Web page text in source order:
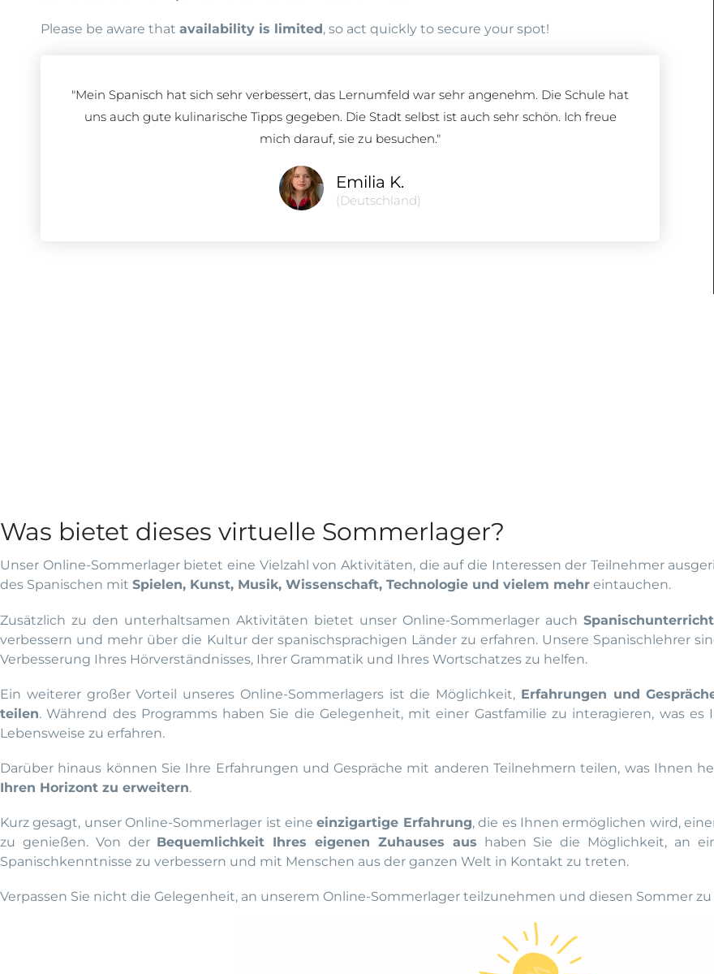
Please be aware that availability is limited , so act quickly to secure your spot!
"Mein Spanisch hat sich sehr verbessert, das Lernumfeld war sehr angenehm. Die Schule hat
uns auch gute kulinarische Tipps gegeben. Die Stadt selbst ist auch sehr schön. Ich freue
mich darauf, sie zu besuchen."
Emilia K.
(Deutschland)
Was bietet dieses virtuelle Sommerlager?
Unser Online-Sommerlager bietet eine Vielzahl von Aktivitäten, die auf die Interessen der Teilnehmer
des Spanischen mit Spielen, Kunst, Musik, Wissenschaft, Technologie und vielem mehr eintauchen.
Zusätzlich zu den unterhaltsamen Aktivitäten bietet unser Online-Sommerlager auch Spanischunterricht
verbessern und mehr über die Kultur der spanischsprachigen Länder zu erfahren. Unsere Spanischlehrer
Verbesserung Ihres Hörverständnisses, Ihrer Grammatik und Ihres Wortschatzes zu helfen.
Ein weiterer großer Vorteil unseres Online-Sommerlagers ist die Möglichkeit, Erfahrungen und
teilen. Während des Programms haben Sie die Gelegenheit, mit einer Gastfamilie zu interagieren, was
Lebensweise zu erfahren.
Darüber hinaus können Sie Ihre Erfahrungen und Gespräche mit anderen Teilnehmern teilen, was Ihnen
Ihren Horizont zu erweitern.
Kurz gesagt, unser Online-Sommerlager ist eineeinzigartige Erfahrung, die es Ihnen ermöglichen wird,
zu genießen. Von der Bequemlichkeit Ihres eigenen Zuhauses aus haben Sie die Möglichkeit, an
Spanischkenntnisse zu verbessern und mit Menschen aus der ganzen Welt in Kontakt zu treten.
Verpassen Sie nicht die Gelegenheit, an unserem Online-Sommerlager teilzunehmen und diesen Sommer